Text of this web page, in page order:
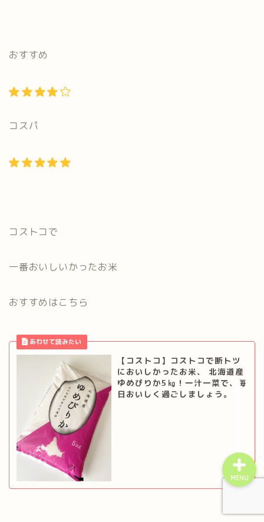
おすすめ
コスパ
コストコで
一番おいしいかったお米
おすすめはこちら
【コストコ】コストコで断トツ
においしかったお米、 北海道産
ゆめぴりか5㎏！一汁一菜で、毎
日おいしく過ごしましょう。
MENU
プライバシーポリシー
お問い合わせ